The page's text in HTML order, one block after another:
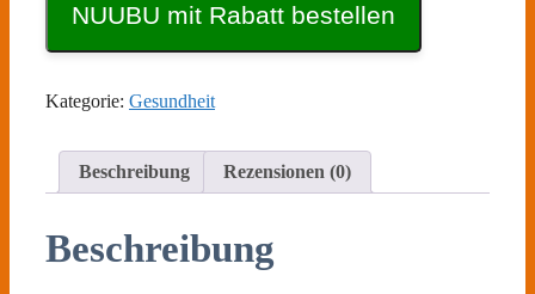
43,49 € 19,99 €.
NUUBU mit Rabatt bestellen
Kategorie: Gesundheit
Beschreibung Rezensionen (0)
Beschreibung